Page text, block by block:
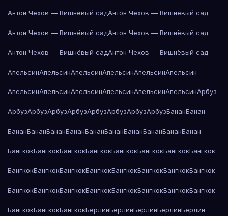
Антон Чехов — Вишнёвый садАнтон Чехов — Вишнёвый сад
Антон Чехов — Вишнёвый садАнтон Чехов — Вишнёвый сад
Антон Чехов — Вишнёвый садАнтон Чехов — Вишнёвый сад
АпельсинАпельсинАпельсинАпельсинАпельсинАпельсин
АпельсинАпельсинАпельсинАпельсинАпельсинАпельсинАрбуз
АрбузАрбузАрбузАрбузАрбузАрбузАрбузАрбузБананБанан
БананБананБананБананБананБананБананБананБананБанан
БангкокБангкокБангкокБангкокБангкокБангкокБангкокБангкок
БангкокБангкокБангкокБангкокБангкокБангкокБангкокБангкок
БангкокБангкокБангкокБангкокБангкокБангкокБангкокБангкок
БангкокБангкокБангкокБерлинБерлинБерлинБерлинБерлин